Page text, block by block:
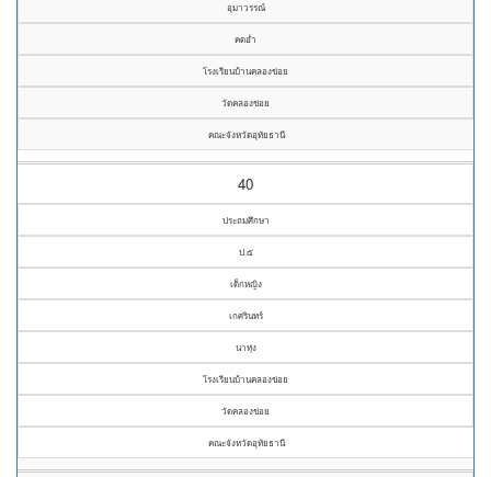
อุมาวรรณ์
คดอ่ำ
โรงเรียนบ้านคลองข่อย
วัดคลองข่อย
คณะจังหวัดอุทัยธานี
40
ประถมศึกษา
ป.๕
เด็กหญิง
เกศรินทร์
นาทุ่ง
โรงเรียนบ้านคลองข่อย
วัดคลองข่อย
คณะจังหวัดอุทัยธานี